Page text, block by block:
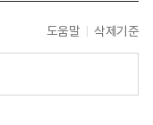
도움말 삭제기준